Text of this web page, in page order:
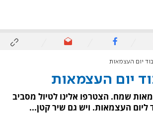
יום העצמאות
יום העצמאות
שמח. הצטרפו אלינו לטיול מסביב
ליום העצמאות. ויש גם שיר קטן...